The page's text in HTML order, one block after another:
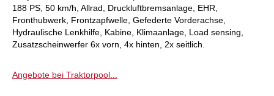
188 PS, 50 km/h, Allrad, Druckluftbremsanlage, EHR,
Fronthubwerk, Frontzapfwelle, Gefederte Vorderachse,
Hydraulische Lenkhilfe, Kabine, Klimaanlage, Load sensing,
Zusatzscheinwerfer 6x vorn, 4x hinten, 2x seitlich.
Angebote bei Traktorpool...